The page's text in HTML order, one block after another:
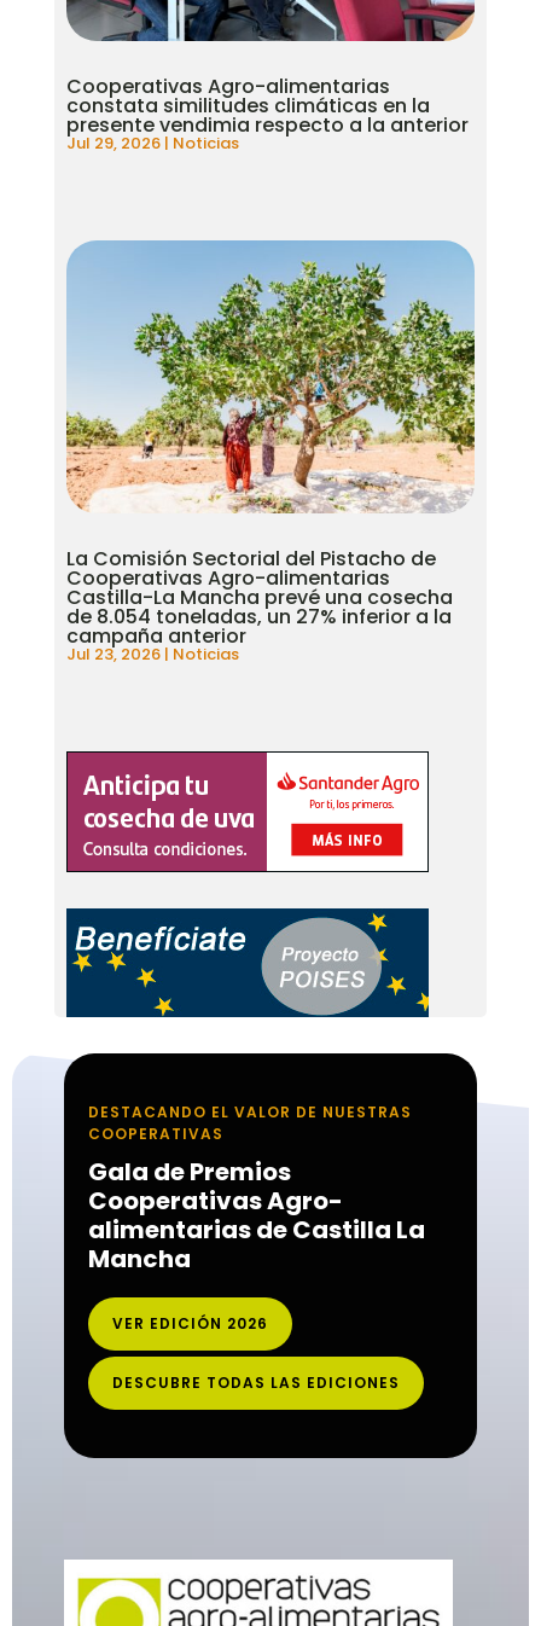
Cooperativas Agro-alimentarias
constata similitudes climáticas en la
presente vendimia respecto a la anterior
Jul 29, 2026| Noticias
La Comisión Sectorial del Pistacho de
Cooperativas Agro-alimentarias
Castilla-La Mancha prevé una cosecha
de 8.054 toneladas, un 27% inferior a la
campaña anterior
Jul 23, 2026| Noticias
DESTACANDO EL VALOR DE NUESTRAS
COOPERATIVAS
Gala de Premios
Cooperativas Agro-
alimentarias de Castilla La
Mancha
VER EDICIÓN 2026
DESCUBRE TODAS LAS EDICIONES